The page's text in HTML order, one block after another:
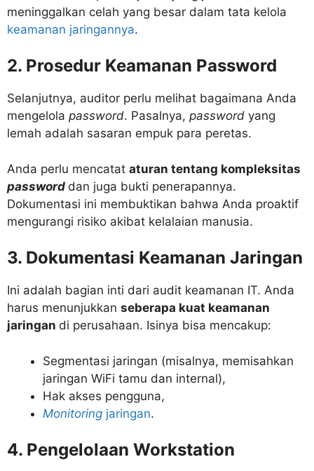
meninggalkan celah yang besar dalam tata kelola
keamanan jaringannya.
2. Prosedur Keamanan Password
Selanjutnya, auditor perlu melihat bagaimana Anda
mengelola password. Pasalnya, password yang
lemah adalah sasaran empuk para peretas.
Anda perlu mencatat aturan tentang kompleksitas
password dan juga bukti penerapannya.
Dokumentasi ini membuktikan bahwa Anda proaktif
mengurangi risiko akibat kelalaian manusia.
3. Dokumentasi Keamanan Jaringan
Ini adalah bagian inti dari audit keamanan IT. Anda
harus menunjukkan seberapa kuat keamanan
jaringan di perusahaan. Isinya bisa mencakup:
Segmentasi jaringan (misalnya, memisahkan
jaringan WiFi tamu dan internal),
Hak akses pengguna,
Monitoring jaringan.
4. Pengelolaan Workstation